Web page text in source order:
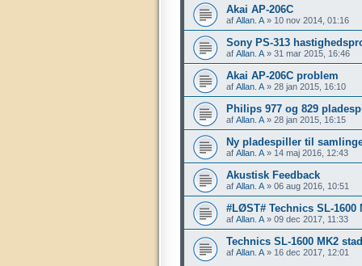
Akai AP-206C
af Allan. A» 10 nov 2014, 01:16
Sony PS-313
af Allan. A» 31 mar 2015, 16:46
Akai AP-206C problem
af Allan. A» 28 jan 2015, 16:10
Philips 977 og 829
af Allan. A» 28 jan 2015, 16:15
Ny pladespiller til
af Allan. A» 14 maj 2016, 12:43
Akustisk Feedback
af Allan. A» 06 aug 2016, 10:51
#LØST# Technics SL-1600
af Allan. A» 09 dec 2017, 11:33
Technics SL-1600 MK2
af Allan. A» 16 dec 2017, 12:01